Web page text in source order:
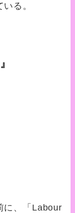
る。
に、「Labour